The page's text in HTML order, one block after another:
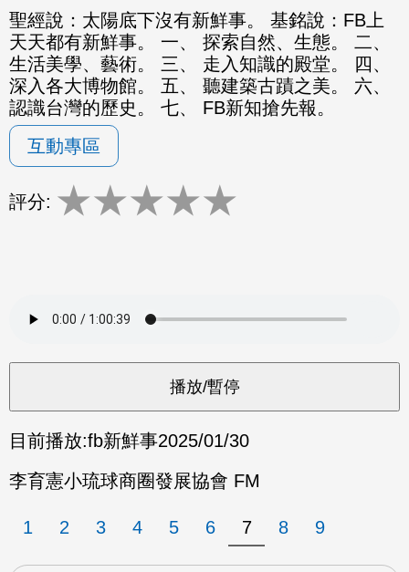
聖經說：太陽底下沒有新鮮事。 基銘說：FB上
天天都有新鮮事。 一、 探索自然、生態。 二、
生活美學、藝術。 三、 走入知識的殿堂。 四、
深入各大博物館。 五、 聽建築古蹟之美。 六、
認識台灣的歷史。 七、 FB新知搶先報。
互動專區
評分: ★★★★★
目前播放:fb新鮮事2025/01/30
李育憲小琉球商圈發展協會 FM
1 2 3 4 5 6 7 8 9